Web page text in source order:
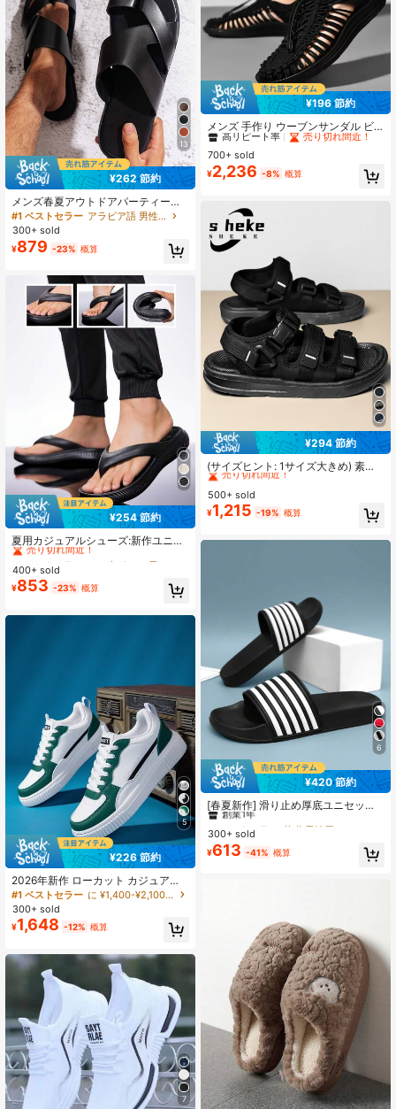
13
¥262 節約
メンズ春夏アウトドアパーティービ
ジネスカジュアル スリッポン オープ
ントゥ 通気性 無地 ハイエンド ファ
ッショナブル 多用途 フラットサンダ
ル
#1 ベストセラー
アラビア語 男性用サンダル
300+ sold
¥879 -23% 概算
¥254 節約
夏用カジュアルシューズ:新作ユニセ
ックスカップルシューズ。履き心地
が良く、滑り止めデザイン。ソフト
で柔軟なEVA素材。衝撃吸収ソール
で負担を軽減。ビーチでの使用に適
#1 ベストセラー
つま先ポスト 男性用サンダル
売り切れ間近！
#1 ベストセラー
売り切れ間近！
#1 ベストセラー
売り切れ間近！
#1 ベストセラー
400+ sold
¥853 -23% 概算
5
¥226 節約
2026年新作 ローカット カジュアル
スポーツシューズ、ホワイト 韓国版
厚底 ユニセックススニーカー、デイ
リーレジャー 軽量シューズ
#1 ベストセラー
に ¥1,400-¥2,100 メンズスケートボードシューズ
300+ sold
¥1,648 -12% 概算
7
¥196 節約
メンズ 手作り ウーブンサンダル ビ
ーチ ウォーキング フラットシューズ
#1 ベストセラー
ホロウアウト 男性用サンダル
高リピート率
売り切れ間近！
#1 ベストセラー
ホロウアウト 男性用サンダル
高リピート率
#1 ベストセラー
ホロウアウト 男性用サンダル
高リピート率
#1 ベストセラー
売り切れ間近！
700+ sold
¥2,236 -8% 概算
¥294 節約
(サイズヒント: 1サイズ大きめ) 素材:
TPRソール + ウェビング/ファインメ
ッシュ生地; ベストセラー メンズ フ
ィッシャーマンサンダル スリッパ、
夏用 滑り止め 耐摩耗性 耐久性 厚底
ペイントグラフィティ 無地 快適 ソ
フト 弾性サンダル、ビーチ オープン
#1 ベストセラー
バックル 男性用サンダル
売り切れ間近！
#1 ベストセラー
売り切れ間近！
#1 ベストセラー
売り切れ間近！
#1 ベストセラー
500+ sold
¥1,215 -19% 概算
6
¥420 節約
[春夏新作] 滑り止め厚底ユニセック
スサンダル、ファッショナブルで多
機能な夏のサンダル、パーソナライ
ズされたスポーツビーチシューズ、
サイズ28-50(非対称パターン)
#1 ベストセラー
基礎 男性用サンダル
創業1年
#1 ベストセラー
創業1年
#1 ベストセラー
創業1年
#1 ベストセラー
300+ sold
¥613 -41% 概算